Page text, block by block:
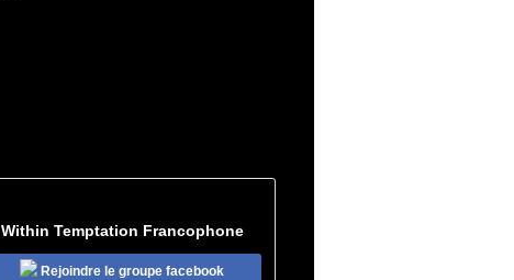
Within Temptation Francophone
Rejoindre le groupe facebook